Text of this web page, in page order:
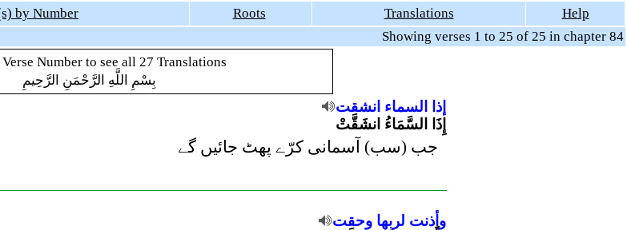
by Number Roots Translations
Help
Showing verses 1 to 25 of 25 in chapter 84
Number to see all 27 Translations
بِسْمِ اللَّهِ الرَّحْمَنِ الرَّحِيمِ
إذا السماء انشقت
إِذَا السَّمَاءُ انشَقَّتْ
جب (سب) آسمانی کرّے پھٹ جائیں گے
وأذنت لربها وحقت